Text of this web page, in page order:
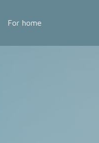
For home